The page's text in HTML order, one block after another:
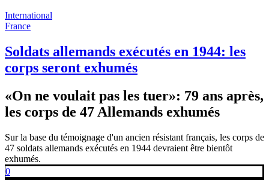
International
France
Soldats allemands exécutés en 1944: les
corps seront exhumés
«On ne voulait pas les tuer»: 79 ans après,
les corps de 47 Allemands exhumés
Sur la base du témoignage d'un ancien résistant français, les corps de
47 soldats allemands exécutés en 1944 devraient être bientôt
exhumés.
0